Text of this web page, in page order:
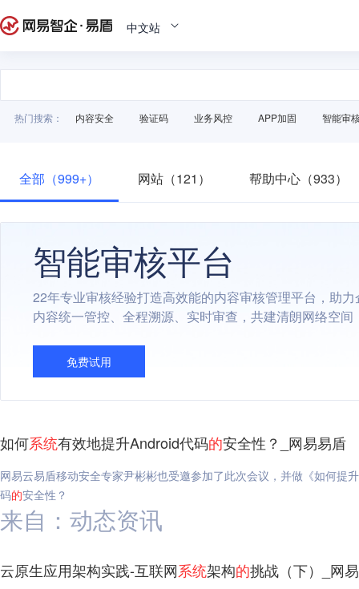
中文站
热门搜索： 内容安全 验证码 业务风控 APP加固 智能审
全部（999+） 网站（121） 帮助中心（933）
智能审核平台
22年专业审核经验打造高效能的内容审核管理平台，助
内容统一管控、全程溯源、实时审查，共建清朗网络空间
免费试用
如何系统有效地提升Android代码的安全性？_网易易盾
网易云易盾移动安全专家尹彬彬也受邀参加了此次会议，并做《如何提
码的安全性？
来自：动态资讯
云原生应用架构实践-互联网系统架构的挑战（下）_网